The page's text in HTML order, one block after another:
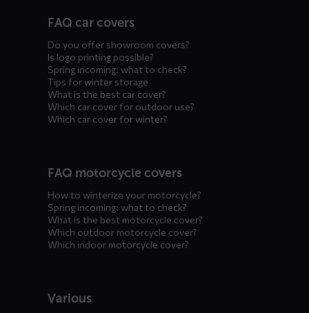
menusFAQ car covers
Do you offer showroom covers?
Is logo printing possible?
Spring incoming: what to check?
Tips for winter storage
What is the best car cover?
Which car cover for outdoor use?
Which car cover for winter?
FAQ motorcycle covers
How to winterize your motorcycle?
Spring incoming: what to check?
What is the best motorcycle cover?
Which outdoor motorcycle cover?
Which indoor motorcycle cover?
Various